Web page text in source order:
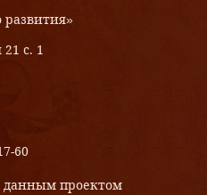
с. 1
60
данным проектом